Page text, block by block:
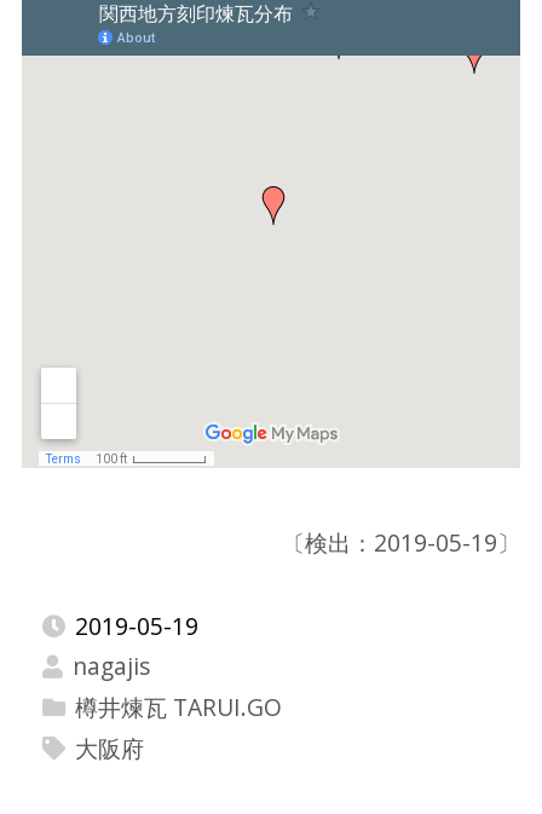
〔検出：2019-05-19〕
2019-05-19
nagajis
樽井煉瓦 TARUI.GO
大阪府